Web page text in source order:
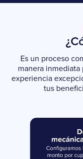
Es un proceso
manera
experiencia
tus